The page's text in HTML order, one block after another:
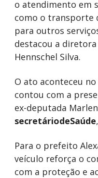
o atendimento em
como o transporte
para outros
destacou a
Hennschel Silva.
O ato aconteceu no
contou com a
ex-deputada
secretáriodeSaúde
Para o prefeito
veículo reforça o
com a proteção e